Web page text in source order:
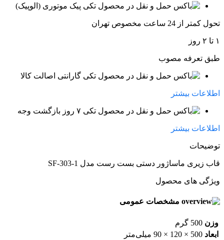
پیک موتوری (الوپیک)
تحول کمتر از 24 ساعت مخصوص تهران
۱ تا ۲ روز
طبق تعرفه مصوب
گارانتی اصالت کالا
اطلاعات بیشتر
۷ روز بازگشت وجه
اطلاعات بیشتر
توضیحات
قاب زیری ماساژور دستی بست رست مدل SF-303-1
ویژگی های محصول
مشخصات عمومی
وزن 500 گرم
ابعاد 500 × 120 × 90 میلی‌متر